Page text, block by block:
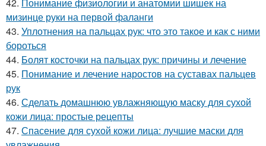
42. Понимание физиологии и анатомии шишек на
мизинце руки на первой фаланги
43. Уплотнения на пальцах рук: что это такое и как с ними
бороться
44. Болят косточки на пальцах рук: причины и лечение
45. Понимание и лечение наростов на суставах пальцев
рук
46. Сделать домашнюю увлажняющую маску для сухой
кожи лица: простые рецепты
47. Спасение для сухой кожи лица: лучшие маски для